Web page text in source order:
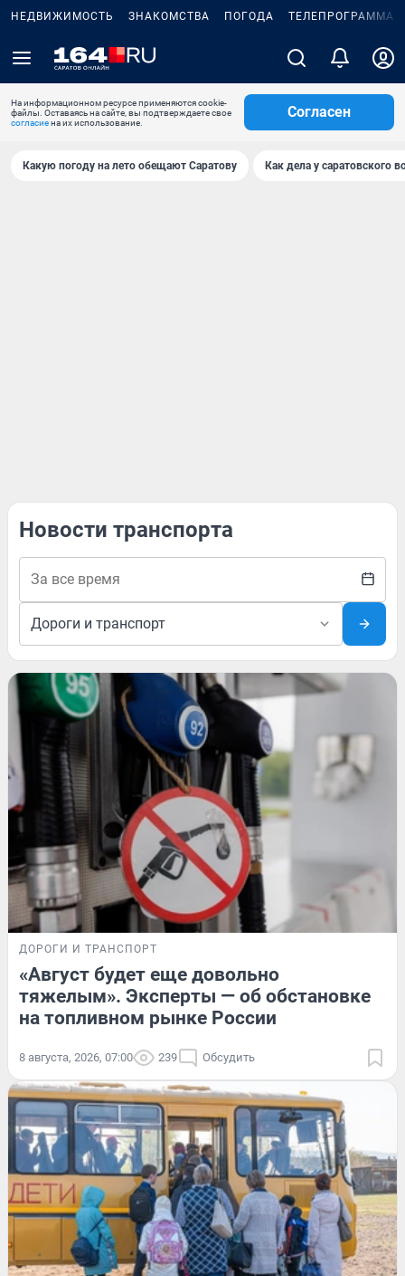
НЕДВИЖИМОСТЬ ЗНАКОМСТВА ПОГОДА ТЕЛЕПРОГРАММА
На информационном ресурсе применяются cookie-
файлы. Оставаясь на сайте, вы подтверждаете свое
согласиена их использование.
Согласен
Какую погоду на лето обещают Саратову Как дела у саратовского
Новости транспорта
ДОРОГИ И ТРАНСПОРТ
«Август будет еще довольно
тяжелым». Эксперты — об обстановке
на топливном рынке России
8 августа, 2026, 07:00 239 Обсудить